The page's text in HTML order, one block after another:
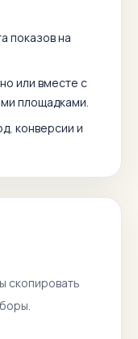
показов на
или вместе с
площадками.
конверсии и
скопировать